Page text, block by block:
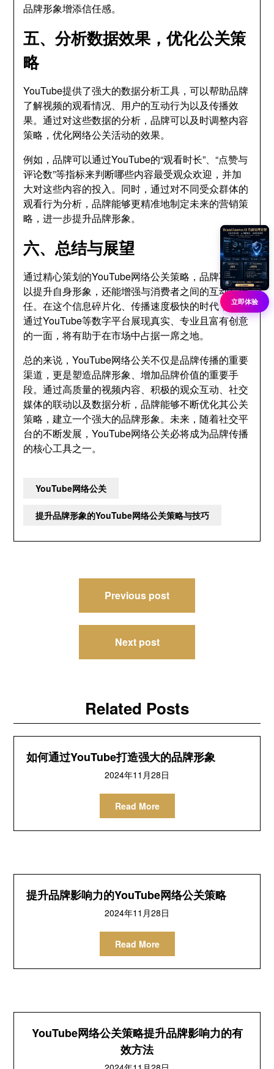
品牌形象增添信任感。
五、分析数据效果，优化公关策
略
YouTube提供了强大的数据分析工具，可以帮助品牌
了解视频的观看情况、用户的互动行为以及传播效
果。通过对这些数据的分析，品牌可以及时调整内容
策略，优化网络公关活动的效果。
例如，品牌可以通过YouTube的“观看时长”、“点赞与
评论数”等指标来判断哪些内容最受观众欢迎，并加
大对这些内容的投入。同时，通过对不同受众群体的
观看行为分析，品牌能够更精准地制定未来的营销策
略，进一步提升品牌形象。
六、总结与展望
通过精心策划的YouTube网络公关策略，品牌不仅可
以提升自身形象，还能增强与消费者之间的互动与信
任。在这个信息碎片化、传播速度极快的时代，品牌
通过YouTube等数字平台展现真实、专业且富有创意
的一面，将有助于在市场中占据一席之地。
总的来说，YouTube网络公关不仅是品牌传播的重要
渠道，更是塑造品牌形象、增加品牌价值的重要手
段。通过高质量的视频内容、积极的观众互动、社交
媒体的联动以及数据分析，品牌能够不断优化其公关
策略，建立一个强大的品牌形象。未来，随着社交平
台的不断发展，YouTube网络公关必将成为品牌传播
的核心工具之一。
YouTube网络公关
提升品牌形象的YouTube网络公关策略与技巧
Previous post
Next post
Related Posts
如何通过YouTube打造强大的品牌形象
2024年11月28日
Read More
提升品牌影响力的YouTube网络公关策略
2024年11月28日
Read More
YouTube网络公关策略提升品牌影响力的有
效方法
立即体验